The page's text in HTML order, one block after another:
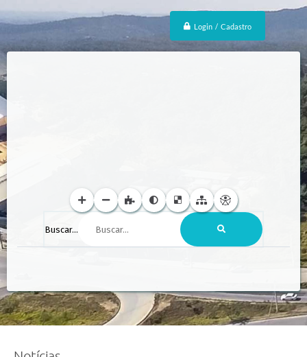
Login / Cadastro
Buscar...